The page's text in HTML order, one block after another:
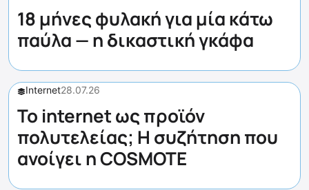
18 μήνες φυλακή για μία κάτω
παύλα — η δικαστική γκάφα
Internet28.07.26
Το internet ως προϊόν
πολυτελείας; Η συζήτηση που
ανοίγει η COSMOTE